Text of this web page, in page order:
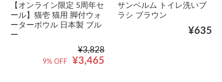
【オンライン限定 5周年セ
ール】猫壱 猫用 脚付ウォ
ーターボウル 日本製 ブル
ー
¥3,828
¥3,465
9% OFF
サンベルム トイレ洗いブ
ラシ ブラウン
¥635